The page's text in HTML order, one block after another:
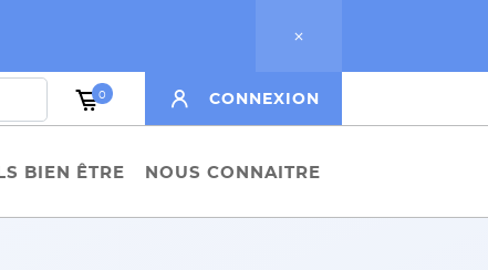
CONNEXION
0
BIEN ÊTRE NOUS CONNAITRE